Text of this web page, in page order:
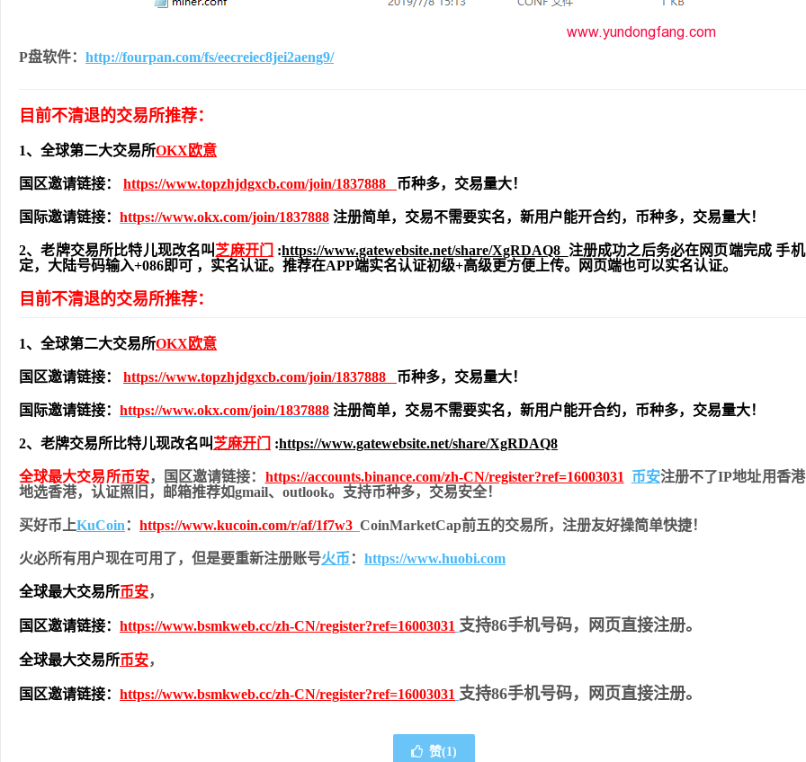
P盘软件： http://fourpan.com/fs/eecreiec8jei2aeng9/
目前不清退的交易所推荐：
1、全球第二大交易所OKX欧意
国区邀请链接： https://www.topzhjdgxcb.com/join/1837888 币种多，交易量大！
国际邀请链接： https://www.okx.com/join/1837888 注册简单，交易不需要实名，新用户能开合约， 币种多，交易量大！
2、老牌交易所比特儿现改名叫 芝麻开门 :https://www.gatewebsite.net/share/XgRDAQ8 注册成功之后务必在网页端完成 手
定，大陆号码输入+086即可 ，实名认证。推荐在APP端实名认证初级+高级更方便上传。网页端也可以实名认证。
目前不清退的交易所推荐：
1、全球第二大交易所OKX欧意
国区邀请链接： https://www.topzhjdgxcb.com/join/1837888 币种多，交易量大！
国际邀请链接： https://www.okx.com/join/1837888 注册简单，交易不需要实名，新用户能开合约， 币种多，交易量大！
2、老牌交易所比特儿现改名叫 芝麻开门 :https://www.gatewebsite.net/share/XgRDAQ8
全球最大交易所币安，国区邀请链接： https://accounts.binance.com/zh-CN/register?ref=16003031 币安注册不了IP地址用香
地选香港，认证照旧， 邮箱推荐如gmail、outlook。支持币种多，交易安全！
买好币上KuCoin ： https://www.kucoin.com/r/af/1f7w3 CoinMarketCap前五的交易所，注册友好操简单快捷！
火必所有用户现在可用了，但是要重新注册账号火币 ： https://www.huobi.com
全球最大交易所币安，
国区邀请链接： https://www.bsmkweb.cc/zh-CN/register?ref=16003031 支持86手机号码，网页直接注册。
全球最大交易所币安，
国区邀请链接： https://www.bsmkweb.cc/zh-CN/register?ref=16003031 支持86手机号码，网页直接注册。
赞(1)